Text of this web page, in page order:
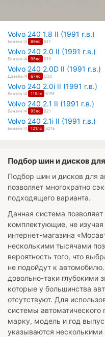
Volvo 240 1.8 II (1991 г.в.)
Бензин I4 89лс B17
Volvo 240 2.0 II (1991 г.в.)
Бензин I4 95лс B19
Volvo 240 2.0D II (1991 г.в.)
Дизель I4 67лс D20
Volvo 240 2.0i II (1991 г.в.)
Бензин I4 115лс B19E
Volvo 240 2.1 II (1991 г.в.)
Бензин I4 95лс B21
Volvo 240 2.1i II (1991 г.в.)
Бензин I4 121лс B21E
Подбор шин и дисков
Подбор шин и дисков для
позволяет многократно
подходящего варианта.
Данная система
комплектующие, не
интернет-магазина
несколькими тысячами
вероятность того, что
не подойдут к
довольно-таки глубокими
которые у большинства
отсутствуют. Для
системы автоматического
марку, модель и год
указываются